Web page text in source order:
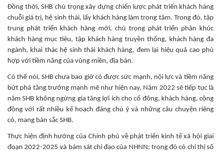
Đồng thời, SHB chú trọng xây dựng chiến lược phát triển khách hàng
chuỗi giá trị, hệ sinh thái, lấy khách hàng làm trọng tâm. Trong đó, tập
trung phát triển khách hàng mới, chú trọng phát triển phân khúc
khách hàng mục tiêu, tập khách hàng truyền thống, khách hàng đa
ngành, khai thác hệ sinh thái khách hàng, đem lại hiệu quả cao phù
hợp với tiềm năng của vùng miền, địa bàn.
Có thể nói, SHB chưa bao giờ có được sức mạnh, nội lực và tiềm năng
bứt phá tăng trưởng mạnh mẽ như hiện nay. Năm 2022 sẽ tiếp tục là
năm SHB không ngừng gia tăng lợi ích cho cổ đông, khách hàng, cộng
đồng với rất nhiều kế hoạch đáng chú ý và những câu chuyện riêng
có, mang bản sắc SHB.
Thực hiện định hướng của Chính phủ về phát triển kinh tế xã hội giai
đoạn 2022-2025 và bám sát chỉ đạo của NHNN; trong đó có chỉ thị số